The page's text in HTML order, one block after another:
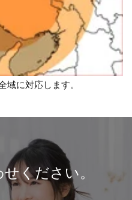
域に対応します。
ください。